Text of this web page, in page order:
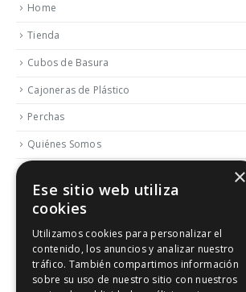
Home
Tienda
Cubos de Basura
Cajoneras de Plástico
Perchas
Quiénes Somos
Blog
Política de Reembolso y Devoluciones
Aviso Legal
×
Ese sitio web utiliza
cookies
Utilizamos cookies para personalizar el
contenido, los anuncios y analizar nuestro
tráfico. También compartimos información
sobre su uso de nuestro sitio con nuestros